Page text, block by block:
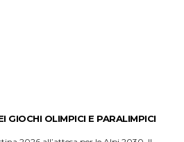
GIOCHI OLIMPICI E PARALIMPICI